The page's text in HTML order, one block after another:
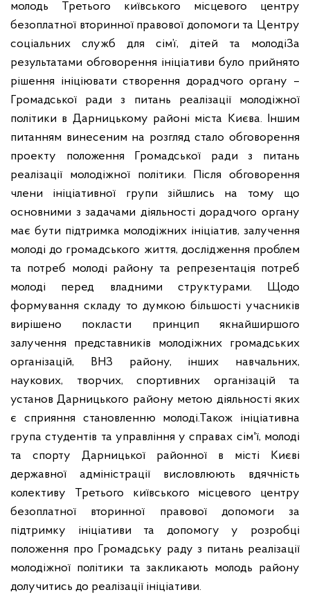
молодь Третього київського місцевого центру
безоплатної вторинної правової допомоги та Центру
соціальних служб для сім’ї, дітей та молодіЗа
результатами обговорення ініціативи було прийнято
рішення ініціювати створення дорадчого органу –
Громадської ради з питань реалізації молодіжної
політики в Дарницькому районі міста Києва. Іншим
питанням винесеним на розгляд стало обговорення
проекту положення Громадської ради з питань
реалізації молодіжної політики. Після обговорення
члени ініціативної групи зійшлись на тому що
основними з задачами діяльності дорадчого органу
має бути підтримка молодіжних ініціатив, залучення
молоді до громадського життя, дослідження проблем
та потреб молоді району та репрезентація потреб
молоді перед владними структурами. Щодо
формування складу то думкою більшості учасників
вирішено покласти принцип якнайширшого
залучення представників молодіжних громадських
організацій, ВНЗ району, інших навчальних,
наукових, творчих, спортивних організацій та
установ Дарницького району метою діяльності яких
є сприяння становленню молоді.Також ініціативна
група студентів та управління у справах сім'ї, молоді
та спорту Дарницької районної в місті Києві
державної адміністрації висловлюють вдячність
колективу Третього київського місцевого центру
безоплатної вторинної правової допомоги за
підтримку ініціативи та допомогу у розробці
положення про Громадську раду з питань реалізації
молодіжної політики та закликають молодь району
долучитись до реалізації ініціативи.